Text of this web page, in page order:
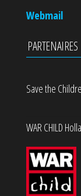
Webmail
PARTENAIRES
Save the
WAR CHILD